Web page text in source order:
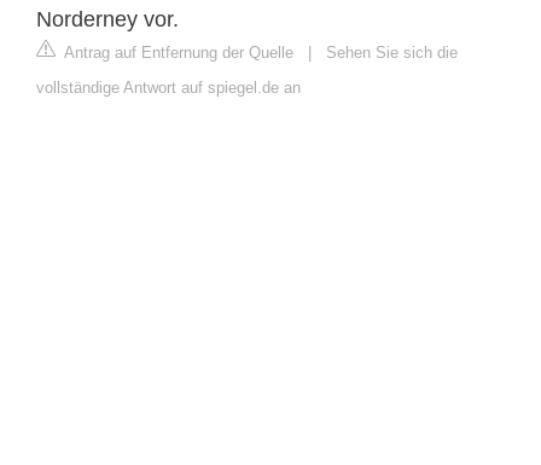
Norderney vor.
Antrag auf Entfernung der Quelle | Sehen Sie sich die
vollständige Antwort auf spiegel.de an